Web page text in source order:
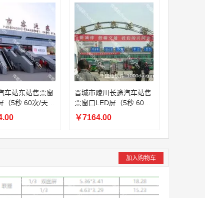
车站东站售票窗
60次/天
晋城市陵川长途汽车站售
票窗口LED屏（5秒 60次/
天 一周）
￥7164.00
加入购物车